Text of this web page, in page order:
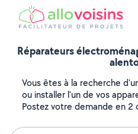
Réparateurs
Vous êtes à la recherche
ou installer l'un de vos
Postez votre demande en 2